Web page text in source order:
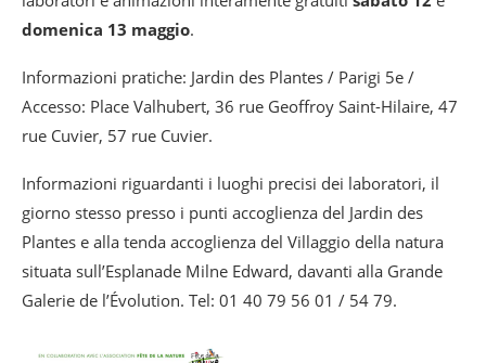
domenica 13 maggio.
Informazioni pratiche: Jardin des Plantes / Parigi 5e /
Accesso: Place Valhubert, 36 rue Geoffroy Saint-Hilaire, 47
rue Cuvier, 57 rue Cuvier.
Informazioni riguardanti i luoghi precisi dei laboratori, il
giorno stesso presso i punti accoglienza del Jardin des
Plantes e alla tenda accoglienza del Villaggio della natura
situata sull’Esplanade Milne Edward, davanti alla Grande
Galerie de l’Évolution. Tel: 01 40 79 56 01 / 54 79.